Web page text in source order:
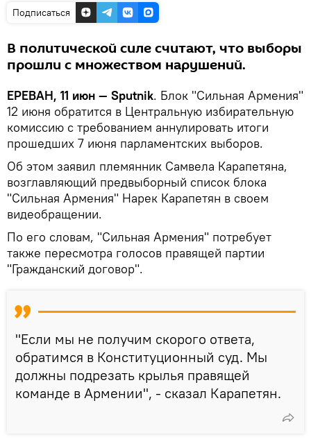
Подписаться
В политической силе считают, что выборы
прошли с множеством нарушений.
ЕРЕВАН, 11 июн — Sputnik. Блок "Сильная Армения"
12 июня обратится в Центральную избирательную
комиссию с требованием аннулировать итоги
прошедших 7 июня парламентских выборов.
Об этом заявил племянник Самвела Карапетяна,
возглавляющий предвыборный список блока
"Сильная Армения" Нарек Карапетян в своем
видеобращении.
По его словам, "Сильная Армения" потребует
также пересмотра голосов правящей партии
"Гражданский договор".
"Если мы не получим скорого ответа,
обратимся в Конституционный суд. Мы
должны подрезать крылья правящей
команде в Армении", - сказал Карапетян.